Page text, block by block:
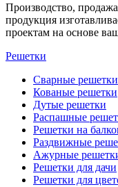
Производство,
продукция
проектам на основе
Решетки
Сварные решетки
Кованые решетки
Дутые решетки
Распашные
Решетки на
Раздвижные
Ажурные
Решетки для дачи
Решетки для